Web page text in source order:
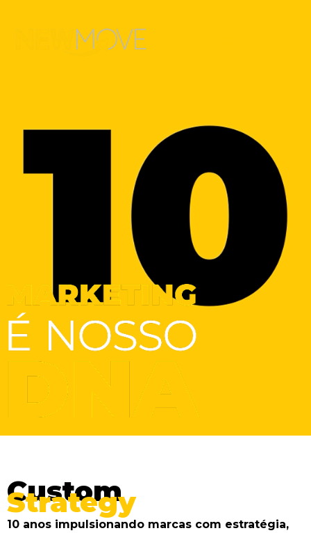
Custom
Strategy
10 anos impulsionando marcas com estratégia,